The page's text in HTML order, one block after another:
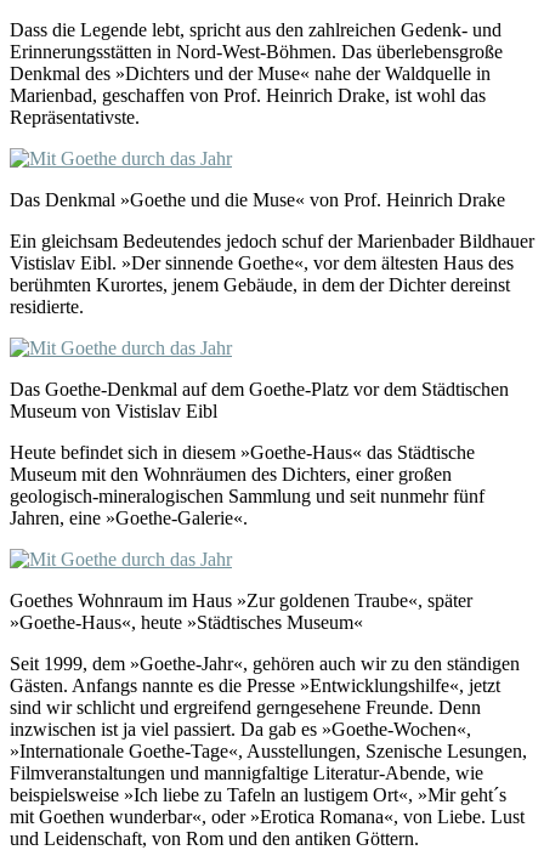
Dass die Legende lebt, spricht aus den zahlreichen Gedenk- und
Erinnerungsstätten in Nord-West-Böhmen. Das überlebensgroße
Denkmal des »Dichters und der Muse« nahe der Waldquelle in
Marienbad, geschaffen von Prof. Heinrich Drake, ist wohl das
Repräsentativste.
Das Denkmal »Goethe und die Muse« von Prof. Heinrich Drake
Ein gleichsam Bedeutendes jedoch schuf der Marienbader Bildhauer
Vistislav Eibl. »Der sinnende Goethe«, vor dem ältesten Haus des
berühmten Kurortes, jenem Gebäude, in dem der Dichter dereinst
residierte.
Das Goethe-Denkmal auf dem Goethe-Platz vor dem Städtischen
Museum von Vistislav Eibl
Heute befindet sich in diesem »Goethe-Haus« das Städtische
Museum mit den Wohnräumen des Dichters, einer großen
geologisch-mineralogischen Sammlung und seit nunmehr fünf
Jahren, eine »Goethe-Galerie«.
Goethes Wohnraum im Haus »Zur goldenen Traube«, später
»Goethe-Haus«, heute »Städtisches Museum«
Seit 1999, dem »Goethe-Jahr«, gehören auch wir zu den ständigen
Gästen. Anfangs nannte es die Presse »Entwicklungshilfe«, jetzt
sind wir schlicht und ergreifend gerngesehene Freunde. Denn
inzwischen ist ja viel passiert. Da gab es »Goethe-Wochen«,
»Internationale Goethe-Tage«, Ausstellungen, Szenische Lesungen,
Filmveranstaltungen und mannigfaltige Literatur-Abende, wie
beispielsweise »Ich liebe zu Tafeln an lustigem Ort«, »Mir geht´s
mit Goethen wunderbar«, oder »Erotica Romana«, von Liebe. Lust
und Leidenschaft, von Rom und den antiken Göttern.